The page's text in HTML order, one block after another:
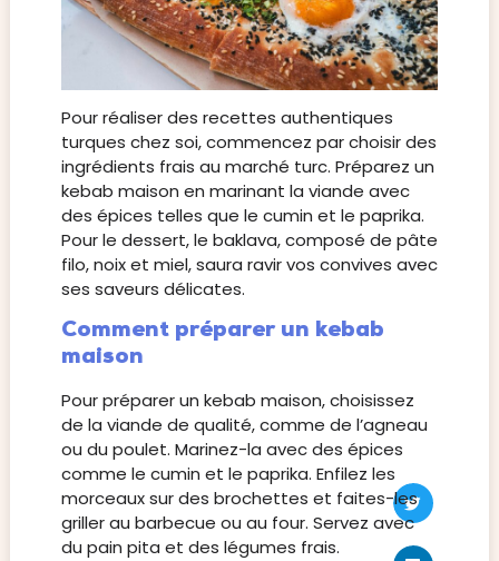
Pour réaliser des recettes authentiques
turques chez soi, commencez par choisir des
ingrédients frais au marché turc. Préparez un
kebab maison en marinant la viande avec
des épices telles que le cumin et le paprika.
Pour le dessert, le baklava, composé de pâte
filo, noix et miel, saura ravir vos convives avec
ses saveurs délicates.
Comment préparer un kebab
maison
Pour préparer un kebab maison, choisissez
de la viande de qualité, comme de l’agneau
ou du poulet. Marinez-la avec des épices
comme le cumin et le paprika. Enfilez les
morceaux sur des brochettes et faites-les
griller au barbecue ou au four. Servez avec
du pain pita et des légumes frais.